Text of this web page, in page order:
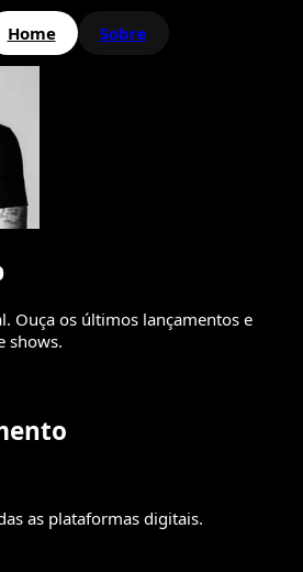
Ouça os últimos lançamentos e
shows.
as plataformas digitais.
Home Sobre